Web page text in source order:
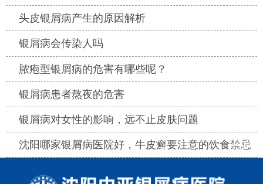
头皮银屑病产生的原因解析
银屑病会传染人吗
脓疱型银屑病的危害有哪些呢？
银屑病患者熬夜的危害
银屑病对女性的影响，远不止皮肤问题
沈阳哪家银屑病医院好，牛皮癣要注意的饮食禁忌
热点